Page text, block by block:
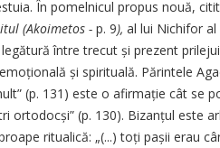
În pomelnicul propus nouă,
(Akoimetos - p. 9), al lui Nichifor
între trecut și prezent
și spirituală. Părintele
(p. 131) este o afirmație cât se
ortodocși” (p. 130). Bizanțul este
ritualică: „(...) toți pașii erau